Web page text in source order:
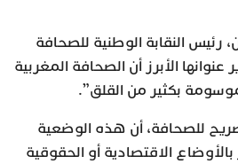
رئيس النقابة الوطنية للصحافة
عنوانها الأبرز أن الصحافة المغربية
بكثير من القلق”.
للصحافة، أن هذه الوضعية
الاقتصادية أو الحقوقية